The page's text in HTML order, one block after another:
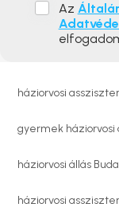
Az
háziorvosi
gyermek háziorvosi
háziorvosi állás
háziorvosi